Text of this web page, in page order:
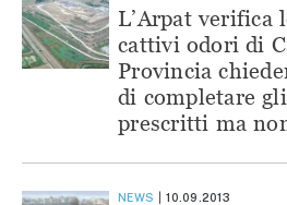
L’Arpat verifica
cattivi odori di
Provincia
di completare
prescritti ma
NEWS 10.09.2013